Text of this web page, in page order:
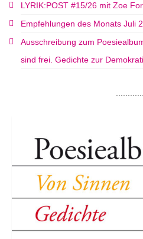
LYRIK:POST #15/26 mit Zoe
Empfehlungen des Monats Juli
Ausschreibung zum
sind frei. Gedichte zur